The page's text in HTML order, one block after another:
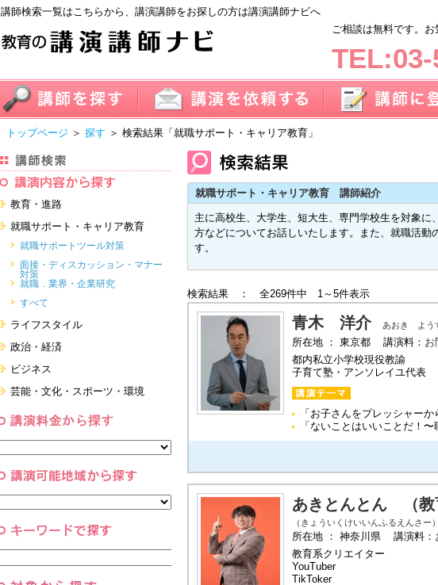
講師検索一覧はこちらから、講演講師をお探しの方は講演講師ナビへ
ご相談は無料です。
トップページ ＞ 探す ＞ 検索結果 「就職サポート・キャリア教育」
教育・進路
進学・受験
教員・保護者
子育て・フリーター・ニート
留学
すべて
就職サポート・キャリア教育
就職サポートツール対策
面接・ディスカッション・マナー
対策
就職．業界・企業研究
すべて
ライフスタイル
健康・美容・女性・食育
看護・介護・ボランティア
すべて
政治・経済
国際
日本
ビジネス
経営・マーケティング・ファイナ
ンス
コーチング・メンタルヘルス・人
芸能・文化・スポーツ・環境
スポーツ
すべて
就職サポート・キャリア教育 講師紹介
主に高校生、大学生、短大生、専門学校生を対象
方などについてお話しいたします。また、就職活動
す。
検索結果 ： 全269件中 1～5件表示
青木 洋介 あおき よう
所在地 ： 東京都 講演料： お
都内私立小学校現役教諭
子育て塾・アンソレイユ代表
「お子さんをプレッシャーか
「ないことはいいことだ！
あきとんとん （教
（きょういくけいいんふるえんさー）
所在地 ： 神奈川県 講演料：
教育系クリエイター
YouTuber
TikToker